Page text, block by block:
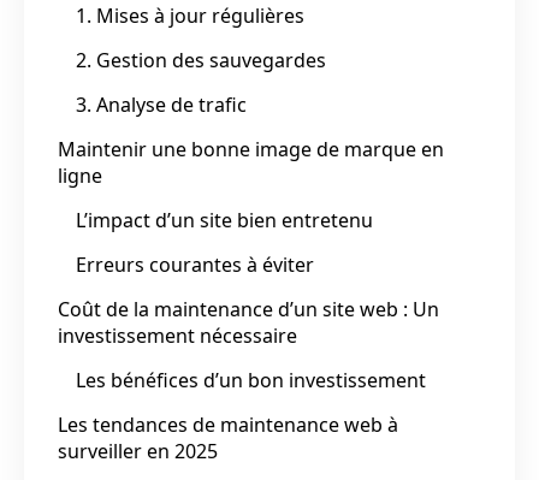
1. Mises à jour régulières
2. Gestion des sauvegardes
3. Analyse de trafic
Maintenir une bonne image de marque en
ligne
L’impact d’un site bien entretenu
Erreurs courantes à éviter
Coût de la maintenance d’un site web : Un
investissement nécessaire
Les bénéfices d’un bon investissement
Les tendances de maintenance web à
surveiller en 2025